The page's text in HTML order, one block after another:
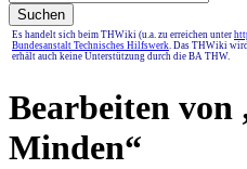
Suchen
Es handelt sich beim THWiki (u.a. zu erreichen unter
Bundesanstalt Technisches Hilfswerk. Das THWiki
erhält auch keine Unterstützung durch die BA THW.
Bearbeiten von
Minden“